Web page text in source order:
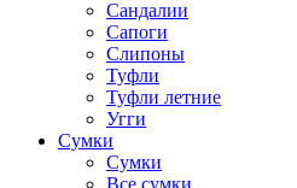
Сандалии
Сапоги
Слипоны
Туфли
Туфли летние
Угги
Сумки
Сумки